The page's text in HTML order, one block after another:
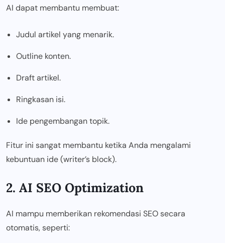
AI dapat membantu membuat:
Judul artikel yang menarik.
Outline konten.
Draft artikel.
Ringkasan isi.
Ide pengembangan topik.
Fitur ini sangat membantu ketika Anda mengalami
kebuntuan ide (writer’s block).
2. AI SEO Optimization
AI mampu memberikan rekomendasi SEO secara
otomatis, seperti: